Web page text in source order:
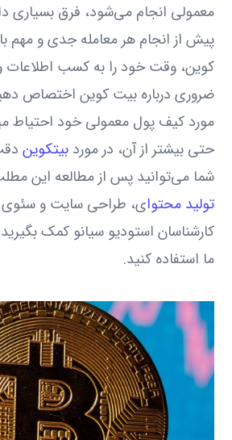
معمولی انجام می‌شود، فرق بسیاری
پیش از انجام هر معامله جدی و مهم
کوین، وقت خود را به کسب اطلاعات
ضروری درباره بیت کوین اختصاص
مورد کیف پول معمولی خود احتیاط
حتی بیشتر از آن، در موردبیتکوین
شما می‌توانید پس از مطالعه این
تولید محتوای، طراحی سایت و سئوی
کارشناسان استودیو سیانو کمک
ما استفاده کنید.